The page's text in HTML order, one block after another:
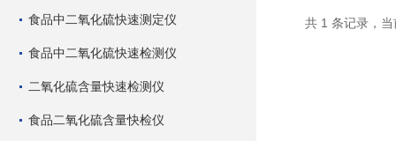
食品中二氧化硫快速测定仪
食品中二氧化硫快速检测仪
二氧化硫含量快速检测仪
食品二氧化硫含量快检仪
共 1 条记录，